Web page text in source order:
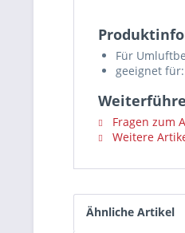
Für
geeignet für:
Fragen zum
Weitere
Ähnliche Artikel